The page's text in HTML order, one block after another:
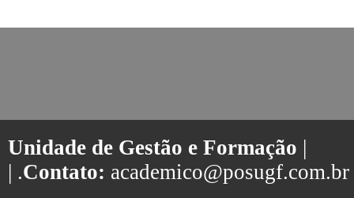
Unidade de Gestão e Formação |
| .Contato: academico@posugf.com.br